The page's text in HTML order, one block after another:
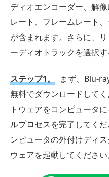
ディオエンコーダー、解
レート、フレームレート
が含まれます。さらに、
ーディオトラックを選択す
ステップ1。
まず、Blu-
無料でダウンロードして
トウェアをコンピュータ
ルプロセスを完了してく
ンピュータの外付けディ
ウェアを起動してください